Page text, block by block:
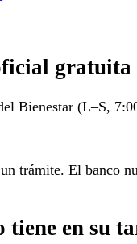
gratuita
Bienestar (L–S,
trámite. El banco
tiene en su